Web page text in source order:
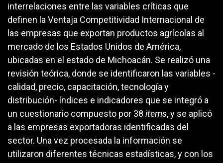
interrelaciones entre las variables críticas que
definen la Ventaja Competitividad Internacional de
las empresas que exportan productos agrícolas al
mercado de los Estados Unidos de América,
ubicadas en el estado de Michoacán. Se realizó una
revisión teórica, donde se identificaron las variables -
calidad, precio, capacitación, tecnología y
distribución- índices e indicadores que se integró a
un cuestionario compuesto por 38 items, y se aplicó
a las empresas exportadoras identificadas del
sector. Una vez procesada la información se
utilizaron diferentes técnicas estadísticas, y con los